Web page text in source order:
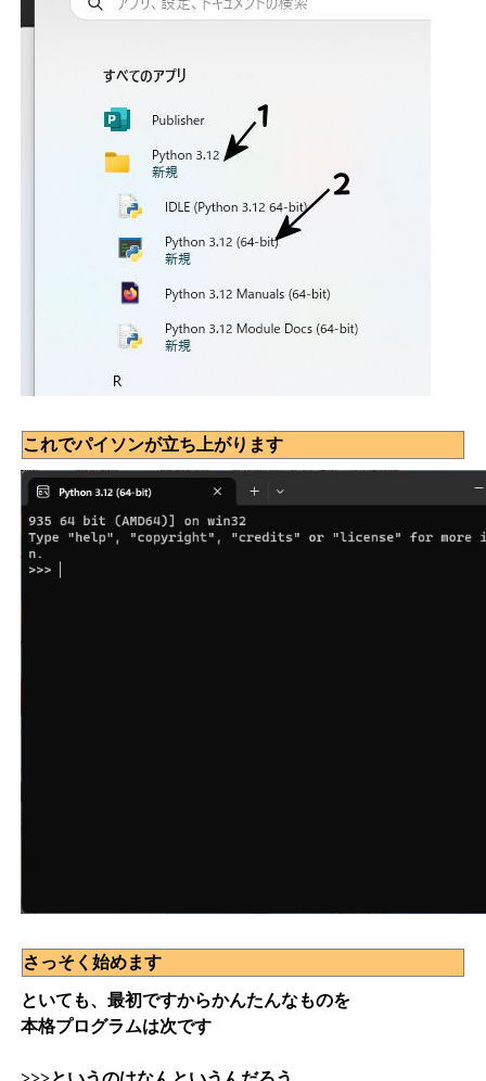
これでパイソンが立ち上がります
さっそく始めます
といても、最初ですからかんたんなものを
本格プログラムは次です